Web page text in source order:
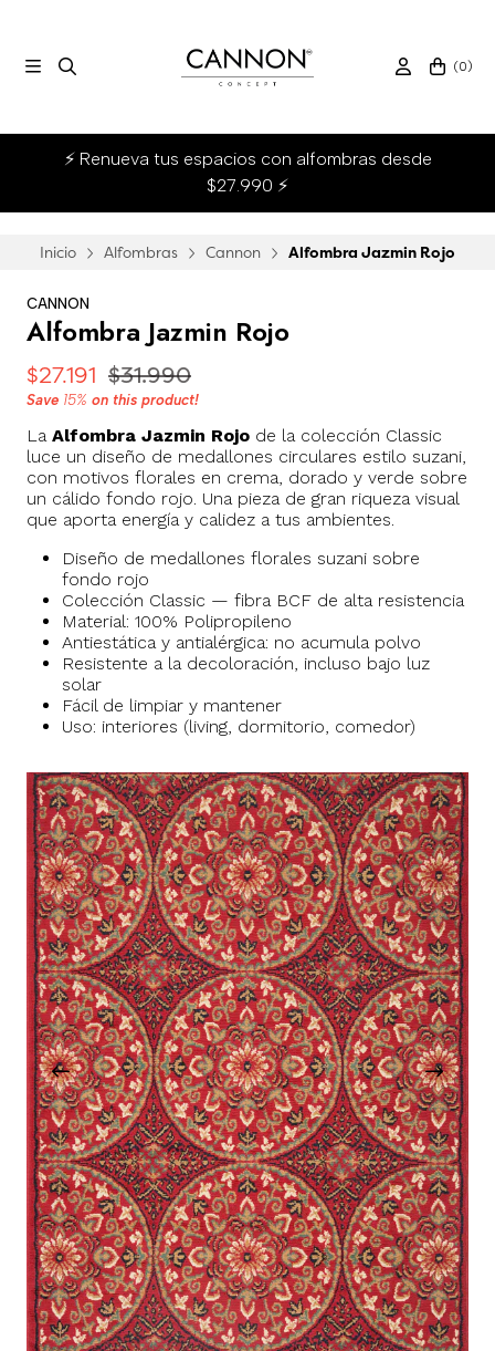
(0)
⚡ Renueva tus espacios con alfombras desde
$27.990 ⚡
Inicio Alfombras Cannon Alfombra Jazmin Rojo
CANNON
Alfombra Jazmin Rojo
$27.191 $31.990
Save 15% on this product!
La Alfombra Jazmin Rojo de la colección Classic
luce un diseño de medallones circulares estilo suzani,
con motivos florales en crema, dorado y verde sobre
un cálido fondo rojo. Una pieza de gran riqueza visual
que aporta energía y calidez a tus ambientes.
Diseño de medallones florales suzani sobre
fondo rojo
Colección Classic — fibra BCF de alta resistencia
Material: 100% Polipropileno
Antiestática y antialérgica: no acumula polvo
Resistente a la decoloración, incluso bajo luz
solar
Fácil de limpiar y mantener
Uso: interiores (living, dormitorio, comedor)